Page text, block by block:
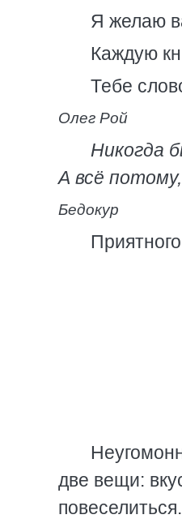
Я желаю
Каждую
Тебе
Олег Рой
Никогда
А всё
Бедокур
две вещи: